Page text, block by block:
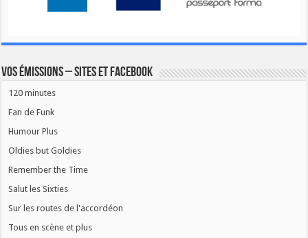
Vos émissions – Sites et Facebook
120 minutes
Fan de Funk
Humour Plus
Oldies but Goldies
Remember the Time
Salut les Sixties
Sur les routes de l'accordéon
Tous en scène et plus